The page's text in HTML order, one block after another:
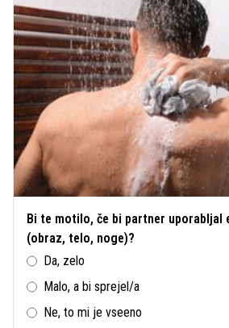
Bi te motilo, če bi partner uporabljal
(obraz, telo, noge)?
Da, zelo
Malo, a bi sprejel/a
Ne, to mi je vseeno